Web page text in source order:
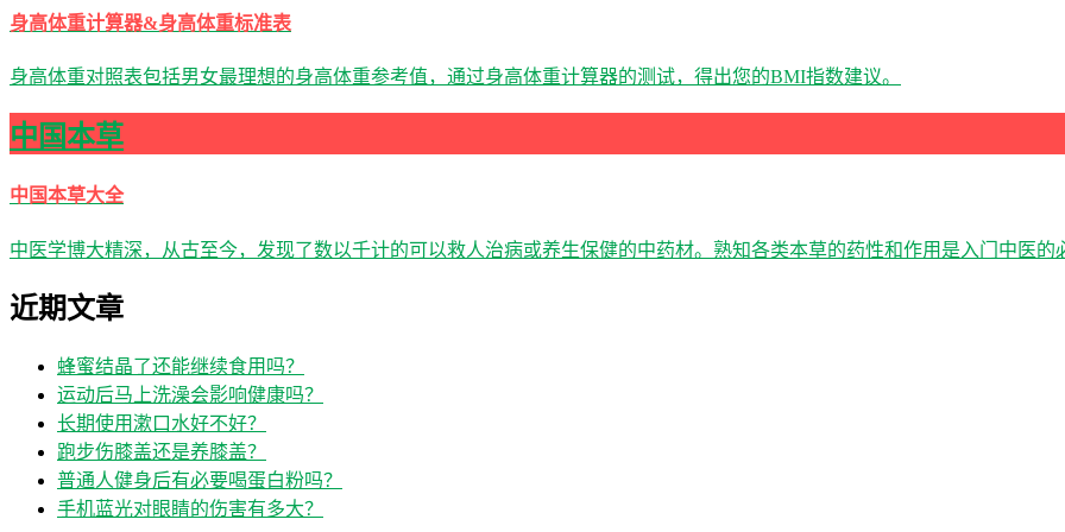
身高体重计算器&身高体重标准表
身高体重对照表包括男女最理想的身高体重参考值，通过身高体重计算器的测试，得出您的BMI指数建议。
中国本草
中国本草大全
中医学博大精深，从古至今，发现了数以千计的可以救人治病或养生保健的中药材。熟知各类本草的药性和作用是入门中医的
近期文章
蜂蜜结晶了还能继续食用吗？
运动后马上洗澡会影响健康吗？
长期使用漱口水好不好？
跑步伤膝盖还是养膝盖？
普通人健身后有必要喝蛋白粉吗？
手机蓝光对眼睛的伤害有多大？